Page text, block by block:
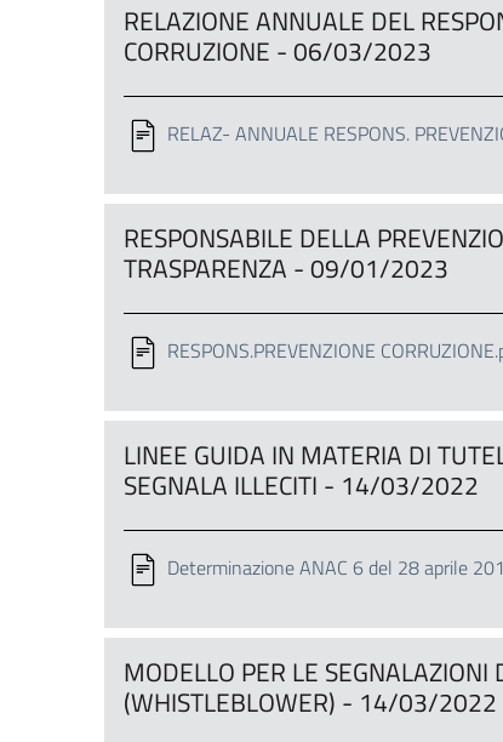
RELAZIONE ANNUALE DEL
CORRUZIONE - 06/03/2023
RELAZ- ANNUALE RESPONS.
RESPONSABILE DELLA
TRASPARENZA - 09/01/2023
RESPONS.PREVENZIONE
LINEE GUIDA IN MATERIA DI
SEGNALA ILLECITI - 14/03/2022
Determinazione ANAC 6 del 28 aprile
MODELLO PER LE SEGNALAZIONI
(WHISTLEBLOWER) - 14/03/2022